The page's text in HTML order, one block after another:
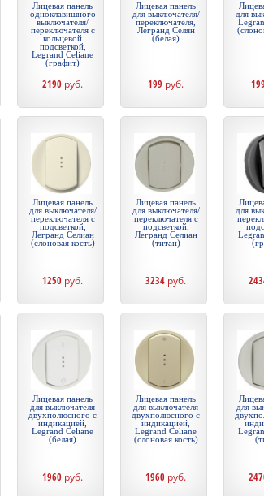
Лицевая панель
одноклавишного
выключателя/
переключателя с
кольцевой
подсветкой,
Legrand Celiane
(графит)
2190 руб.
Лицевая панель
для выключателя/
переключателя,
Легранд Селян
(белая)
199 руб.
для
199
Лицевая панель
для выключателя/
переключателя с
подсветкой,
Легранд Селиан
(слоновая кость)
1250 руб.
Лицевая панель
для выключателя/
переключателя с
подсветкой,
Легранд Селиан
(титан)
3234 руб.
для
Лицевая панель
для выключателя
двухполюсного с
индикацией,
Legrand Celiane
(белая)
1960 руб.
Лицевая панель
для выключателя
двухполюсного с
индикацией,
Legrand Celiane
(слоновая кость)
1960 руб.
для